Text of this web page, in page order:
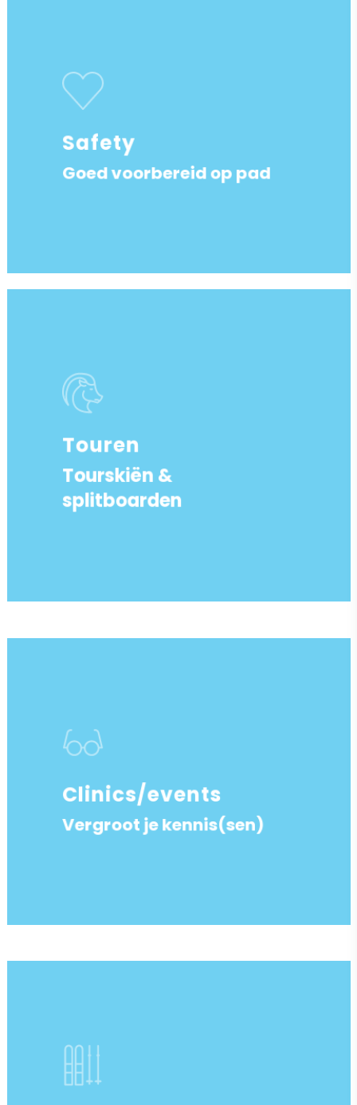
Safety
Goed voorbereid op pad
Touren
Tourskiën &
splitboarden
Clinics/events
Vergroot je kennis(sen)